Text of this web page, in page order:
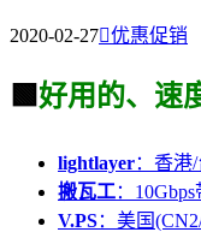
2020-02-27优惠促销
🟩 好用的、速
lightlayer：香港
搬瓦工：
V.PS：美国